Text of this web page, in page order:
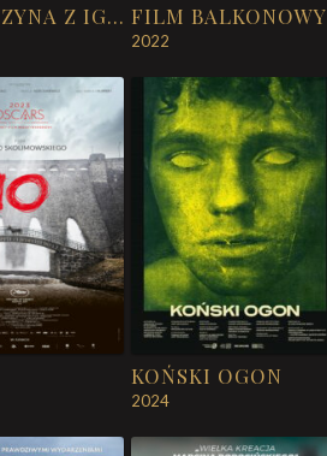
DZIEWCZYNA Z IGŁĄ FILM BALKONOWY
2022
KOŃSKI OGON
2024